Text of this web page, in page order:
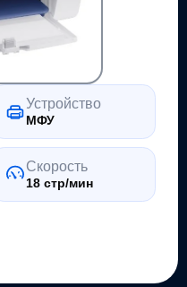
Устройство
МФУ
Скорость
18 стр/мин